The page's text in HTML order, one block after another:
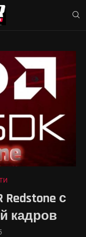
с
кадров